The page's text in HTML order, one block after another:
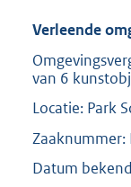
Verleende
van 6
Locatie: Park
Datum